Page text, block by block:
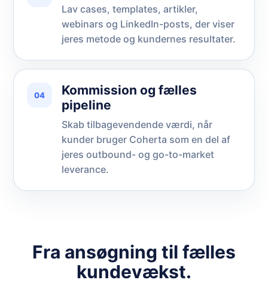
Lav cases, templates, artikler,
webinars og LinkedIn-posts, der viser
jeres metode og kundernes resultater.
04
Kommission og fælles
pipeline
Skab tilbagevendende værdi, når
kunder bruger Coherta som en del af
jeres outbound- og go-to-market
leverance.
Fra ansøgning til fælles
kundevækst.